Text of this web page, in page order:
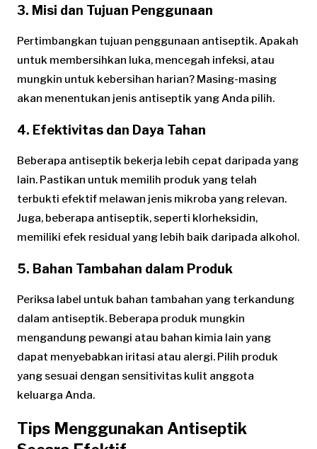
3. Misi dan Tujuan Penggunaan
Pertimbangkan tujuan penggunaan antiseptik. Apakah
untuk membersihkan luka, mencegah infeksi, atau
mungkin untuk kebersihan harian? Masing-masing
akan menentukan jenis antiseptik yang Anda pilih.
4. Efektivitas dan Daya Tahan
Beberapa antiseptik bekerja lebih cepat daripada yang
lain. Pastikan untuk memilih produk yang telah
terbukti efektif melawan jenis mikroba yang relevan.
Juga, beberapa antiseptik, seperti klorheksidin,
memiliki efek residual yang lebih baik daripada alkohol.
5. Bahan Tambahan dalam Produk
Periksa label untuk bahan tambahan yang terkandung
dalam antiseptik. Beberapa produk mungkin
mengandung pewangi atau bahan kimia lain yang
dapat menyebabkan iritasi atau alergi. Pilih produk
yang sesuai dengan sensitivitas kulit anggota
keluarga Anda.
Tips Menggunakan Antiseptik